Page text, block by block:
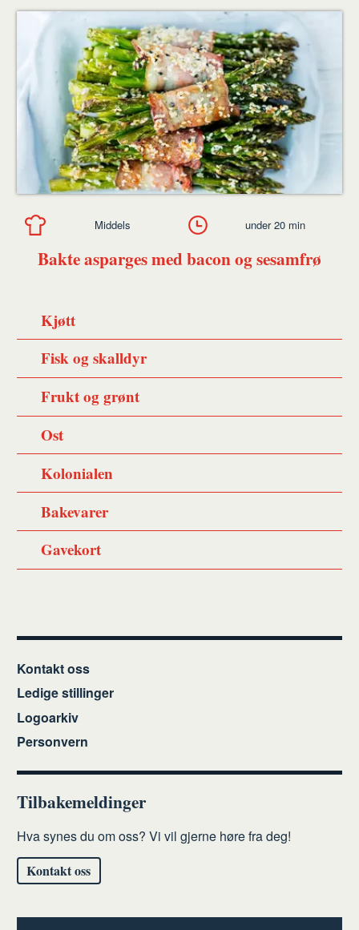
Bakte asparges med bacon og sesamfrø
Middels under 20 min
Kjøtt
Fisk og skalldyr
Frukt og grønt
Ost
Kolonialen
Bakevarer
Gavekort
Kontakt oss
Ledige stillinger
Logoarkiv
Personvern
Tilbakemeldinger
Hva synes du om oss? Vi vil gjerne høre fra deg!
Kontakt oss